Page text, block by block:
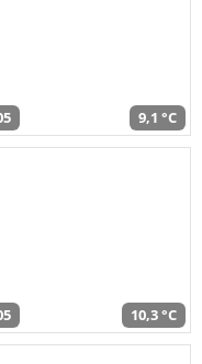
9,1 °C
10,3 °C